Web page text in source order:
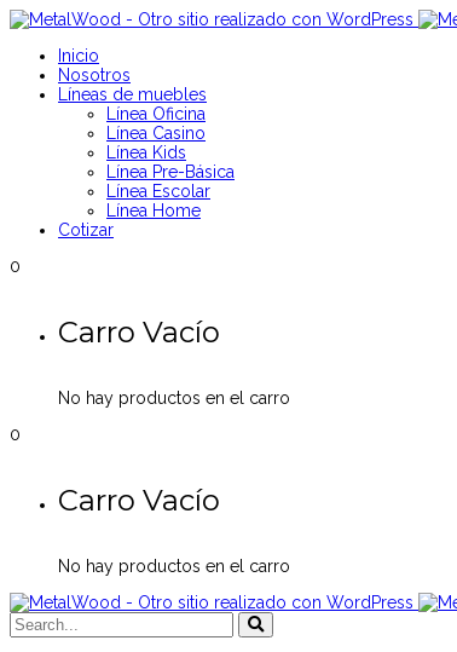
Inicio
Nosotros
Líneas de muebles
Línea Oficina
Línea Casino
Línea Kids
Línea Pre-Básica
Línea Escolar
Línea Home
Cotizar
0
Carro Vacío
No hay productos en el carro
0
Carro Vacío
No hay productos en el carro